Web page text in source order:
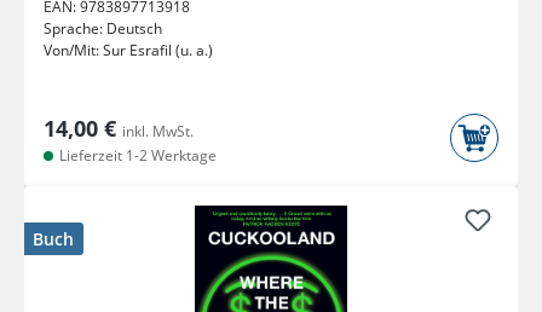
EAN:9783897713918
Sprache: Deutsch
Von/Mit:Sur Esrafil (u. a.)
14,00 € inkl. MwSt.
Lieferzeit 1-2 Werktage
Buch